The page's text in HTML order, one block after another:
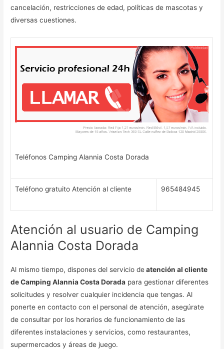
cancelación, restricciones de edad, políticas de mascotas y
diversas cuestiones.
Teléfonos Camping Alannia Costa Dorada
Teléfono gratuito Atención al cliente 965484945
Atención al usuario de Camping
Alannia Costa Dorada
Al mismo tiempo, dispones del servicio deatención al cliente
de Camping Alannia Costa Dorada para gestionar diferentes
solicitudes y resolver cualquier incidencia que tengas. Al
ponerte en contacto con el personal de atención, asegúrate
de consultar por los horarios de funcionamiento de las
diferentes instalaciones y servicios, como restaurantes,
supermercados y áreas de juego.